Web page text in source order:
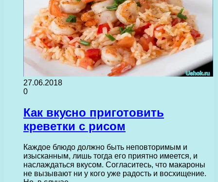
27.06.2018
0
Как вкусно приготовить
креветки с рисом
Каждое блюдо должно быть неповторимым и
изысканным, лишь тогда его приятно имеется, и
наслаждаться вкусом. Согласитесь, что макароны
не вызывают ни у кого уже радость и восхищение.